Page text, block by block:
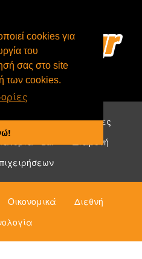
cookies για
του
σας στο site
των cookies.
bitcoin:
Υπηρεσίες
- Bar
Διαμονή
Οικονομικά
Διεθνή